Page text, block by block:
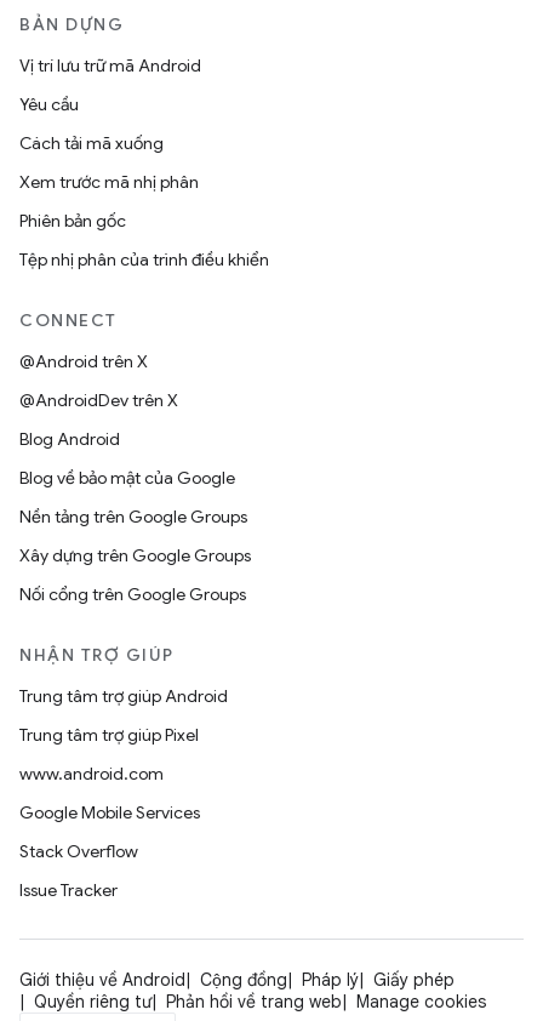
BẢN DỰNG
Vị trí lưu trữ mã Android
Yêu cầu
Cách tải mã xuống
Xem trước mã nhị phân
Phiên bản gốc
Tệp nhị phân của trình điều khiển
CONNECT
@Android trên X
@AndroidDev trên X
Blog Android
Blog về bảo mật của Google
Nền tảng trên Google Groups
Xây dựng trên Google Groups
Nối cổng trên Google Groups
NHẬN TRỢ GIÚP
Trung tâm trợ giúp Android
Trung tâm trợ giúp Pixel
www.android.com
Google Mobile Services
Stack Overflow
Issue Tracker
Giới thiệu về Android Cộng đồng Pháp lý
Giấy phép
Quyền riêng tư
Phản hồi về trang web Manage cookies